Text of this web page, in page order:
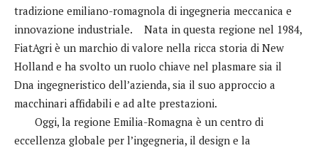
tradizione emiliano-romagnola di ingegneria meccanica e
innovazione industriale. Nata in questa regione nel 1984,
FiatAgri è un marchio di valore nella ricca storia di New
Holland e ha svolto un ruolo chiave nel plasmare sia il
Dna ingegneristico dell’azienda, sia il suo approccio a
macchinari affidabili e ad alte prestazioni.
Oggi, la regione Emilia-Romagna è un centro di
eccellenza globale per l’ingegneria, il design e la